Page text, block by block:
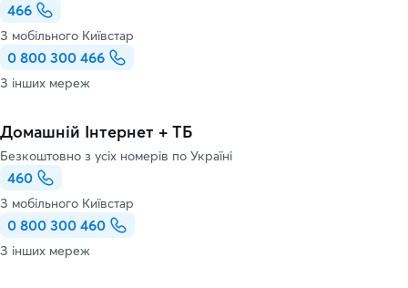
466
З мобільного Київстар
0 800 300 466
З інших мереж
Домашній Інтернет + ТБ
Безкоштовно з усіх номерів по Україні
460
З мобільного Київстар
0 800 300 460
З інших мереж